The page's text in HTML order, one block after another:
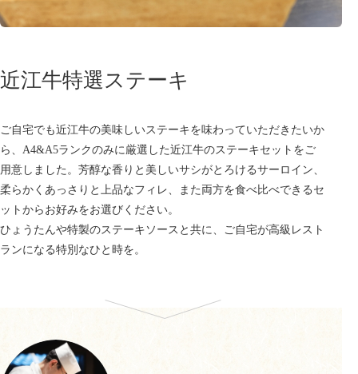
近江牛特選ステーキ
ご自宅でも近江牛の美味しいステーキを味わっていただきたいか
ら、A4&A5ランクのみに厳選した近江牛のステーキセットをご
用意しました。芳醇な香りと美しいサシがとろけるサーロイン、
柔らかくあっさりと上品なフィレ、また両方を食べ比べできるセ
ットからお好みをお選びください。
ひょうたんや特製のステーキソースと共に、ご自宅が高級レスト
ランになる特別なひと時を。